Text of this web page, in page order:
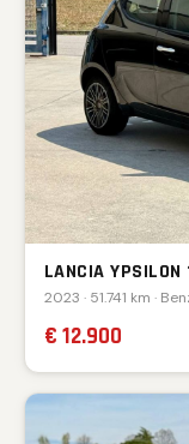
LANCIA
2023 · 51.741 km ·
€ 12.900